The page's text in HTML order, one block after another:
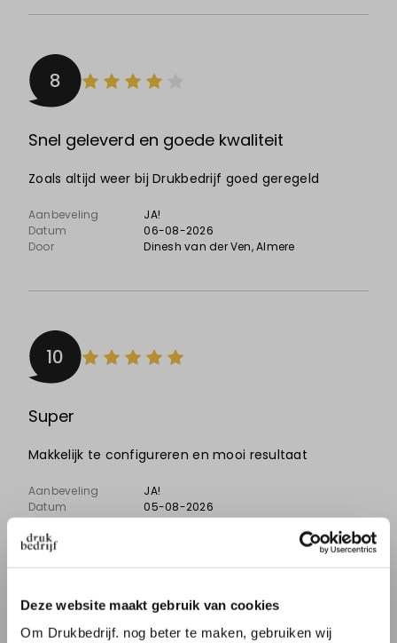
Deze website maakt gebruik van cookies
Om Drukbedrijf. nog beter te maken, gebruiken wij
8
Snel geleverd en goede kwaliteit
Zoals altijd weer bij Drukbedrijf goed geregeld
Aanbeveling
JA!
Datum
06-08-2026
Door
Dinesh van der Ven, Almere
10
Super
Makkelijk te configureren en mooi resultaat
Aanbeveling
JA!
Datum
05-08-2026
Door
Huib Meuwissen, Abcoude
Bekijk meer reviews